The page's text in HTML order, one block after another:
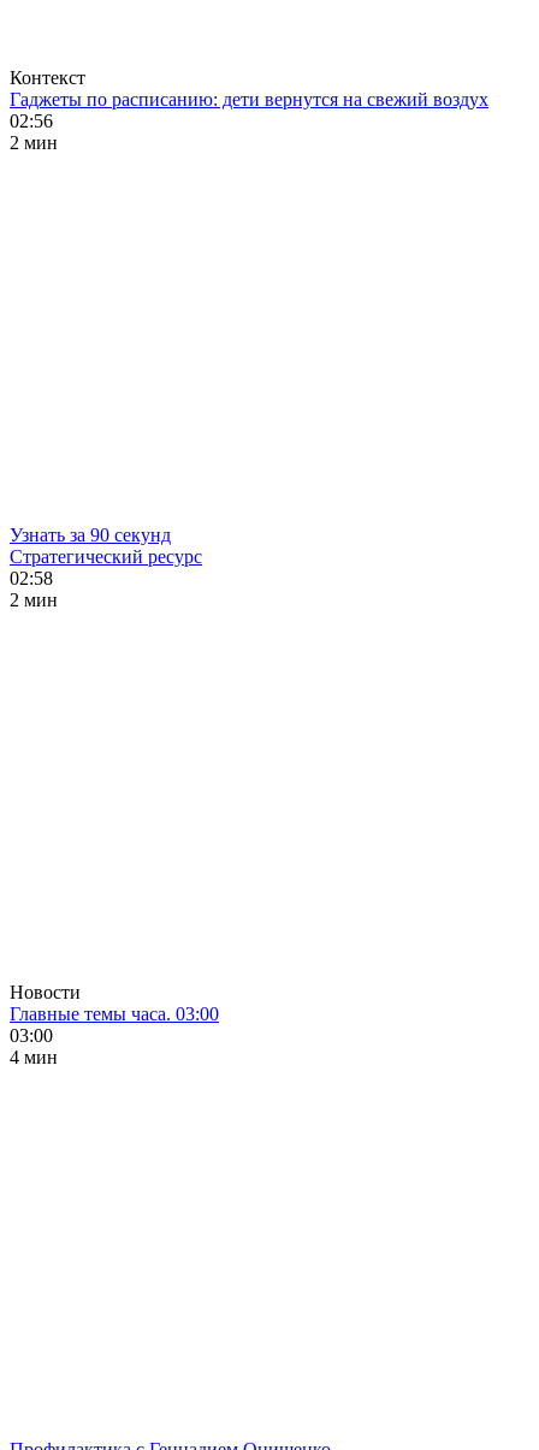
Контекст
Гаджеты по расписанию: дети вернутся на свежий воздух
02:56
2 мин
Узнать за 90 секунд
Стратегический ресурс
02:58
2 мин
Новости
Главные темы часа. 03:00
03:00
4 мин